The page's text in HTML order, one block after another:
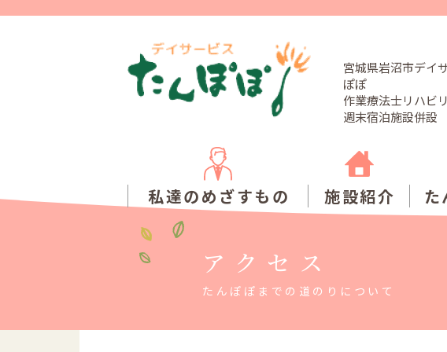
宮城県岩沼市デイ
ぽぽ
作業療法士リハビ
週末宿泊施設併設
私達のめざすもの 施設紹介 た
アクセス
たんぽぽまでの道のりについて